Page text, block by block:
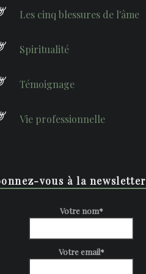
Les cinq blessures de l'âme
Spiritualité
Témoignage
Vie professionnelle
vous à la newsletter
Votre nom*
Votre email*